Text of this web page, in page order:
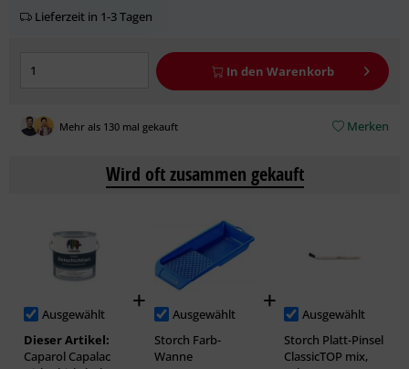
Lieferzeit in 1-3 Tagen
In den Warenkorb
Mehr als 130 mal gekauft Merken
Wird oft zusammen gekauft
Ausgewählt
Dieser Artikel:
Caparol Capalac
Ausgewählt
Storch Farb-
Wanne
Ausgewählt
Storch Platt-Pinsel
ClassicTOP mix,